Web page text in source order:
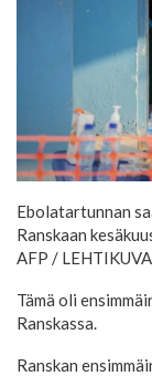
Ebolatartunnan
Ranskaan
AFP / LEHTIKUVA
Tämä oli
Ranskassa.
Ranskan